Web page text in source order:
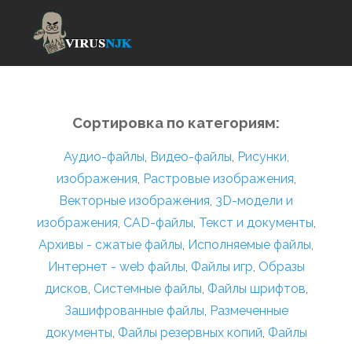
Сортировка по категориям:
Аудио-файлы, Видео-файлы, Рисунки,
изображения, Растровые изображения,
Векторные изображения, 3D-модели и
изображения, CAD-файлы, Текст и документы,
Архивы - сжатые файлы, Исполняемые файлы,
Интернет - web файлы, Файлы игр, Образы
дисков, Системные файлы, Файлы шрифтов,
Зашифрованные файлы, Размеченные
документы, Файлы резервных копий, Файлы